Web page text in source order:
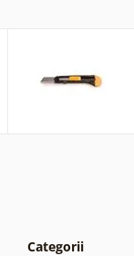
Categorii